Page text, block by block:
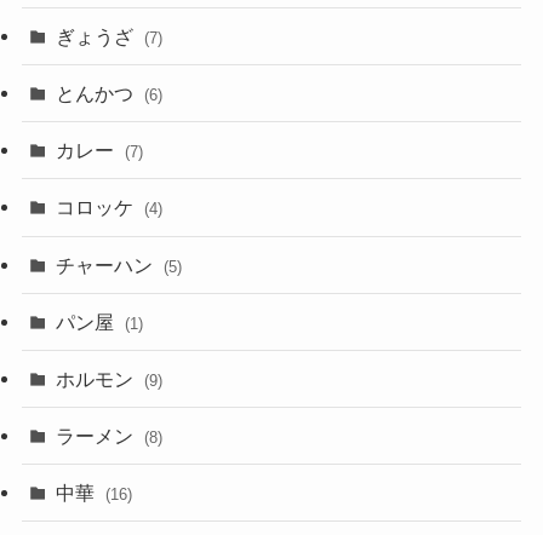
ぎょうざ (7)
とんかつ (6)
カレー (7)
コロッケ (4)
チャーハン (5)
パン屋 (1)
ホルモン (9)
ラーメン (8)
中華 (16)